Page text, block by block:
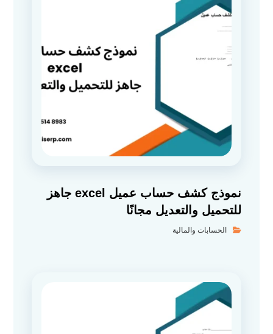
نموذج كشف حساب عميل excel جاهز
للتحميل والتعديل مجانًا
الحسابات والمالية